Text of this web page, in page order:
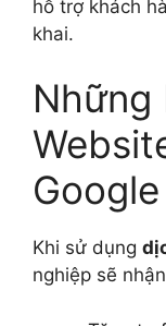
hỗ trợ khách
khai.
Những
Google
Khi sử dụng
nghiệp sẽ